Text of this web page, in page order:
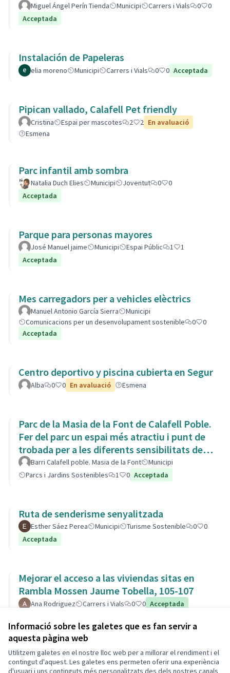
Informació sobre les galetes que es fan servir a
aquesta pàgina web
Utilitzem galetes en el nostre lloc web per a millorar el rendiment i el
contingut d'aquest. Les galetes ens permeten oferir una experiència
d'usuari i uns continguts més personalitzats des dels nostres canals
Miguel Ángel Perín Tienda Municipi Carrers i Vials 0
0
Acceptada
Instalación de Papeleras
elia moreno Municipi Carrers i Vials 0 0 Acceptada
Pipican vallado, Calafell Pet friendly
Cristina Espai per mascotes 2 2 En avaluació
Esmena
Parc infantil amb sombra
Natalia Duch Elies Municipi Joventut 0
0
Acceptada
Parque para personas mayores
José Manuel jaime Municipi Espai Públic 1
1
Acceptada
Mes carregadors per a vehicles elèctrics
Manuel Antonio García Sierra
Municipi
Comunicacions per un desenvolupament sostenible
0
0
Acceptada
Centro deportivo y piscina cubierta en Segur
Alba 0 0 En avaluació Esmena
Parc de la Masia de la Font de Calafell Poble.
Fer del parc un espai més atractiu i punt de
trobada per a les diferents sensibilitats del
barri.Barri Calafell poble. Masia de la Font
Municipi
Parcs i Jardins Sostenibles
1 0 Acceptada
Ruta de senderisme senyalitzada
Esther Sáez Perea Municipi Turisme Sostenible 0
0
Acceptada
Mejorar el acceso a las viviendas sitas en
Rambla Mossen Jaume Tobella, 105-107
Ana Rodriguez Carrers i Vials 0 0 Acceptada
Termes i condicions d'ús
Configuració de les galetes